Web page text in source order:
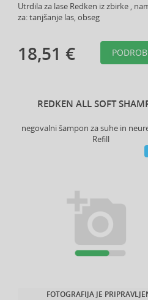
Utrdila za lase Redken iz zbirke ,
za: tanjšanje las, obseg
18,51 €
REDKEN ALL SOFT
negovalni šampon za suhe in
Refill
FOTOGRAFIJA JE